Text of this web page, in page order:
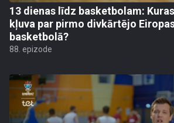
13 dienas līdz basketbolam:
kļuva par pirmo divkārtējo
basketbolā?
88. epizode